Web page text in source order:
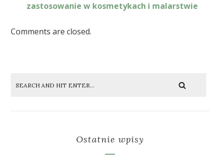
zastosowanie w kosmetykach i malarstwie
Comments are closed.
Ostatnie wpisy